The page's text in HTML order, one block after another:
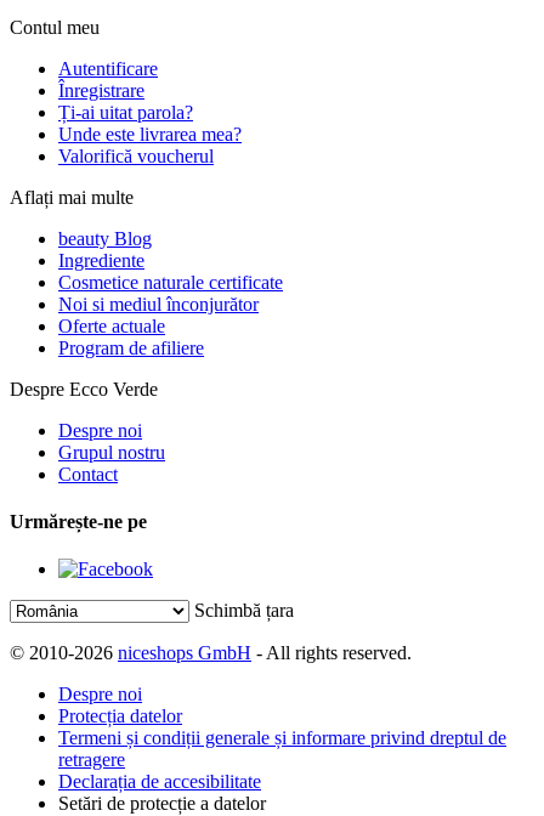
Contul meu
Autentificare
Înregistrare
Ți-ai uitat parola?
Unde este livrarea mea?
Valorifică voucherul
Aflați mai multe
beauty Blog
Ingrediente
Cosmetice naturale certificate
Noi si mediul înconjurător
Oferte actuale
Program de afiliere
Despre Ecco Verde
Despre noi
Grupul nostru
Contact
Urmărește-ne pe
Schimbă țara
© 2010-2026 niceshops GmbH - All rights reserved.
Despre noi
Protecția datelor
Termeni și condiții generale și informare privind dreptul de
retragere
Declarația de accesibilitate
Setări de protecție a datelor